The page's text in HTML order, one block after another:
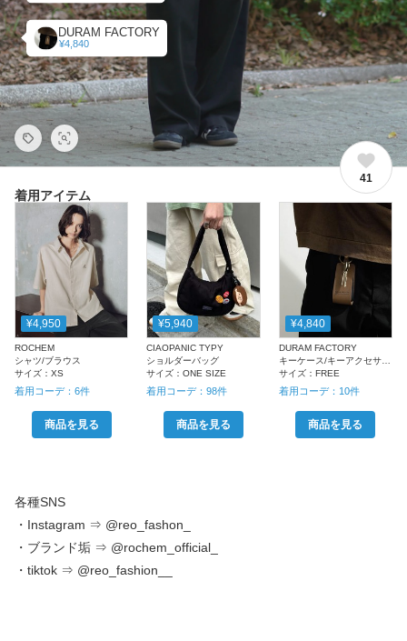
DURAM FACTORY
¥4,840
41
着用アイテム
¥4,950
ROCHEM
シャツ/ブラウス
サイズ： XS
着用コーデ： 6件
商品を見る
¥5,940
CIAOPANIC TYPY
ショルダーバッグ
サイズ：ONE SIZE
着用コーデ：98件
商品を見る
¥4,840
DURAM FACTORY
キーケース/キーアクセサリー
サイズ： FREE
着用コーデ： 10件
商品を見る
各種SNS
・Instagram ⇒ @reo_fashon_
・ブランド垢 ⇒ @rochem_official_
・tiktok ⇒ @reo_fashion__